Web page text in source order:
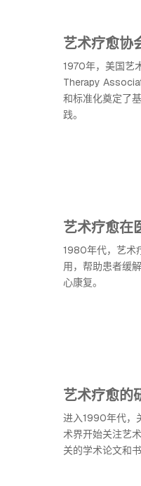
艺术疗愈协
1970年，美国艺
Therapy
和标准化奠定了
践。
艺术疗愈在
1980年代，艺术
用，帮助患者缓
心康复。
艺术疗愈的
进入1990年代，
术界开始关注艺
关的学术论文和